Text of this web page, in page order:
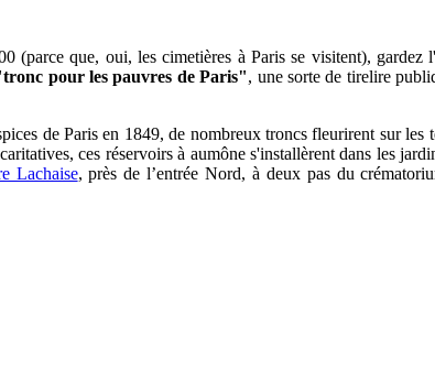
que, oui, les cimetières à Paris se visitent),
pour les pauvres de Paris", une sorte de tirelire
de Paris en 1849, de nombreux troncs fleurirent sur les
ces réservoirs à aumône s'installèrent dans les
Lachaise, près de l’entrée Nord, à deux pas du